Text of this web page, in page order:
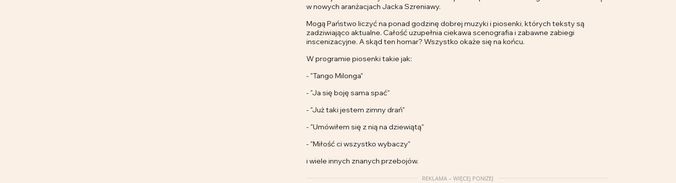
w nowych aranżacjach Jacka Szreniawy.
Mogą Państwo liczyć na ponad godzinę dobrej muzyki i piosenki, których teksty są
zadziwiająco aktualne. Całość uzupełnia ciekawa scenografia i zabawne zabiegi
inscenizacyjne. A skąd ten homar? Wszystko okaże się na końcu.
W programie piosenki takie jak:
- "Tango Milonga"
- "Ja się boję sama spać"
- "Już taki jestem zimny drań"
- "Umówiłem się z nią na dziewiątą"
- "Miłość ci wszystko wybaczy"
i wiele innych znanych przebojów.
REKLAMA – WIĘCEJ PONIŻEJ